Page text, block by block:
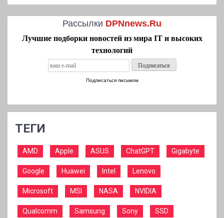
Рассылки DPNnews.Ru
Лучшие подборки новостей из мира IT и высоких
технологий
Подписаться письмом
ТЕГИ
AMD Apple ASUS ChatGPT Gigabyte
Google Huawei Intel Lenovo
Microsoft MSI NASA NVIDIA
Qualcomm Samsung Sony SSD